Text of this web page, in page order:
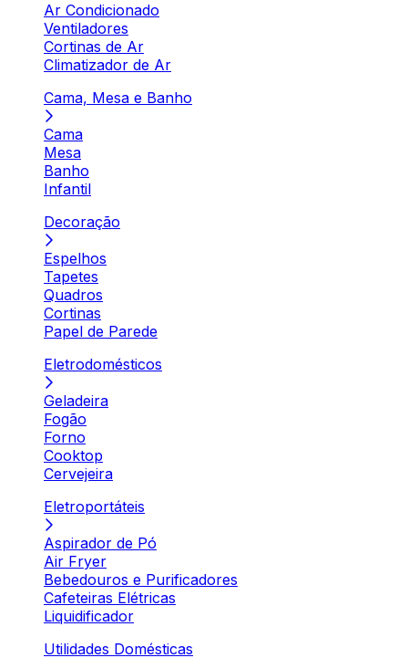
Ar Condicionado
Ventiladores
Cortinas de Ar
Climatizador de Ar
Cama, Mesa e Banho
Cama
Mesa
Banho
Infantil
Decoração
Espelhos
Tapetes
Quadros
Cortinas
Papel de Parede
Eletrodomésticos
Geladeira
Fogão
Forno
Cooktop
Cervejeira
Eletroportáteis
Aspirador de Pó
Air Fryer
Bebedouros e Purificadores
Cafeteiras Elétricas
Liquidificador
Utilidades Domésticas